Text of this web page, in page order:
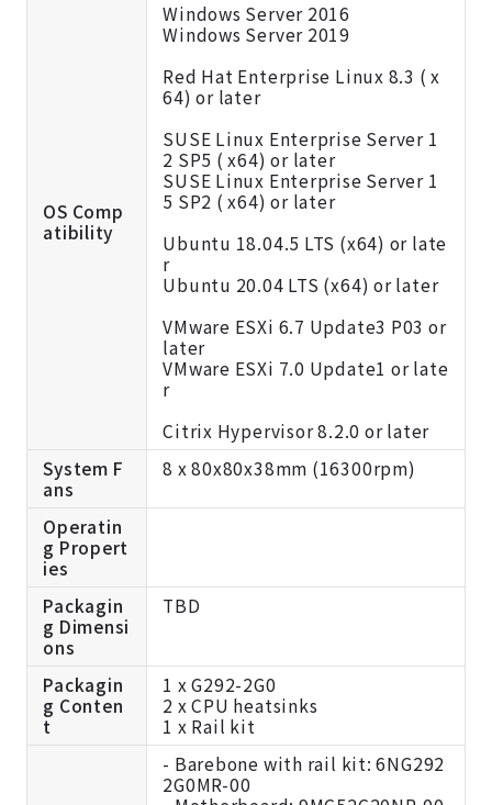
OS Comp
atibility
Windows Server 2016
Windows Server 2019
Red Hat Enterprise Linux 8.3 ( x
64) or later
SUSE Linux Enterprise Server 1
2 SP5 ( x64) or later
SUSE Linux Enterprise Server 1
5 SP2 ( x64) or later
Ubuntu 18.04.5 LTS (x64) or late
r
Ubuntu 20.04 LTS (x64) or later
VMware ESXi 6.7 Update3 P03 or
later
VMware ESXi 7.0 Update1 or late
r
Citrix Hypervisor 8.2.0 or later
System F
ans
8 x 80x80x38mm (16300rpm)
Operatin
g Propert
ies
Packagin
g Dimensi
ons
TBD
Packagin
g Conten
t
1 x G292-2G0
2 x CPU heatsinks
1 x Rail kit
- Barebone with rail kit: 6NG292
2G0MR-00